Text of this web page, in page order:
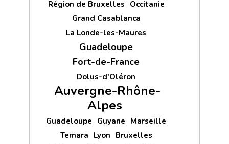
Région de Bruxelles Occitanie
Grand Casablanca
La Londe-les-Maures
Guadeloupe
Fort-de-France
Dolus-d'Oléron
Auvergne-Rhône-
Alpes
Guadeloupe Guyane Marseille
Temara Lyon Bruxelles